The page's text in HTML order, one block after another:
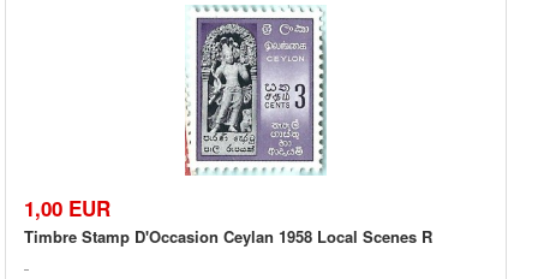
1,00 EUR
Timbre Stamp D'Occasion Ceylan 1958 Local Scenes R